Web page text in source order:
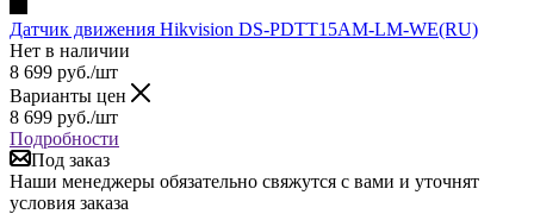
Датчик движения Hikvision DS-PDTT15AM-LM-WE(RU)
Нет в наличии
8 699 руб./шт
Варианты цен
8 699 руб./шт
Подробности
Под заказ
Наши менеджеры обязательно свяжутся с вами и уточнят
условия заказа